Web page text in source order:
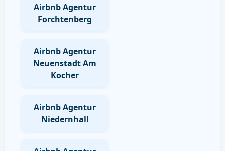
Airbnb Agentur
Forchtenberg
Airbnb Agentur
Neuenstadt Am
Kocher
Airbnb Agentur
Niedernhall